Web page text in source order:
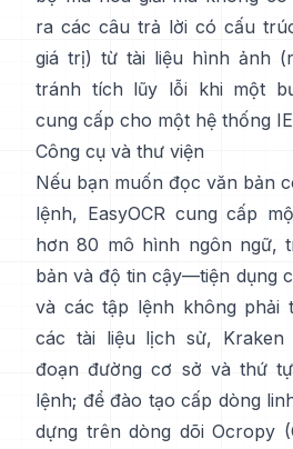
ra các câu trả lời có cấu
giá trị) từ tài liệu hình ảnh (
tránh tích lũy lỗi khi một
cung cấp cho một hệ thống
Công cụ và thư viện
Nếu bạn muốn đọc văn bản
lệnh, EasyOCR cung cấp
hơn 80 mô hình ngôn ngữ,
bản và độ tin cậy—tiện dụng
và các tập lệnh không phải
các tài liệu lịch sử, Kraken
đoạn đường cơ sở và thứ
lệnh; để đào tạo cấp dòng
dựng trên dòng dõi Ocropy (